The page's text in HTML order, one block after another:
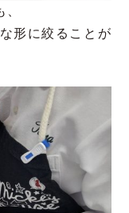
形に絞ることが